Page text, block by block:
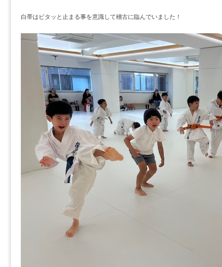
白帯はピタッと止まる事を意識して稽古に臨んでいました！